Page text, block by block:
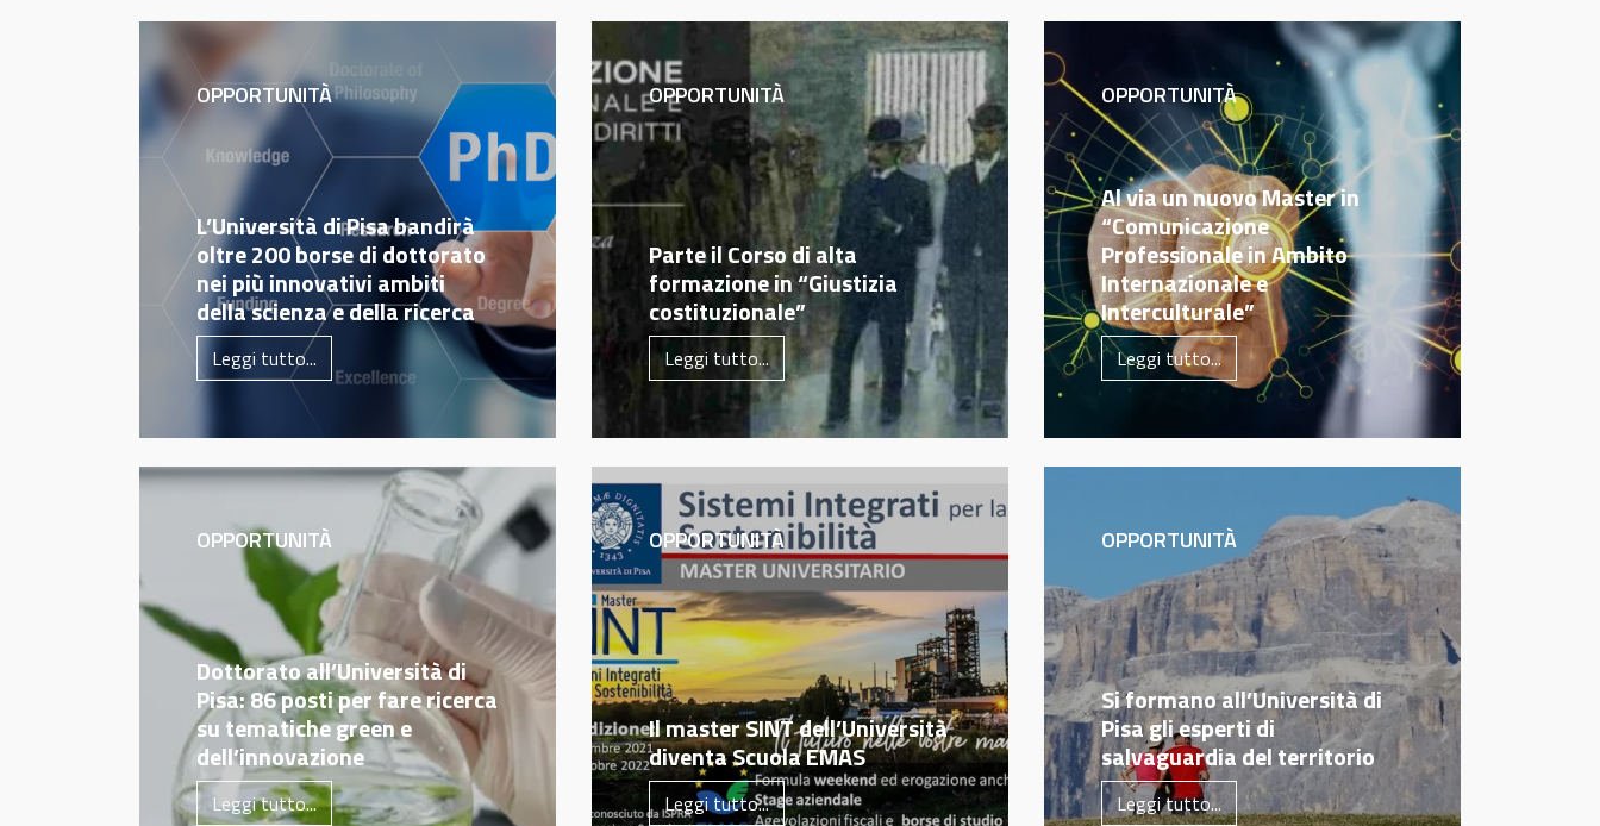
OPPORTUNITÀ
L’Università di Pisa bandirà
oltre 200 borse di dottorato
nei più innovativi ambiti
della scienza e della ricerca
Leggi tutto...
OPPORTUNITÀ
Parte il Corso di alta
formazione in “Giustizia
costituzionale”
Leggi tutto...
OPPORTUNITÀ
Al via un nuovo Master in
“Comunicazione
Professionale in Ambito
Internazionale e
Interculturale”
Leggi tutto...
OPPORTUNITÀ
Dottorato all’Università di
Pisa: 86 posti per fare ricerca
su tematiche green e
dell’innovazione
Leggi tutto...
OPPORTUNITÀ
Il master SINT dell’Università
diventa Scuola EMAS
Leggi tutto...
OPPORTUNITÀ
Si formano all’Università di
Pisa gli esperti di
salvaguardia del territorio
Leggi tutto...